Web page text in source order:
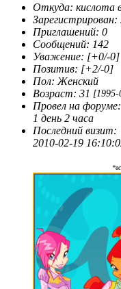
Откуда: кислота
Зарегистрирован:
Приглашений: 0
Сообщений: 142
Уважение: [+0/-0]
Позитив: [+2/-0]
Пол: Женский
Возраст: 31
Провел на форуме:
1 день 2 часа
Последний визит:
2010-02-19